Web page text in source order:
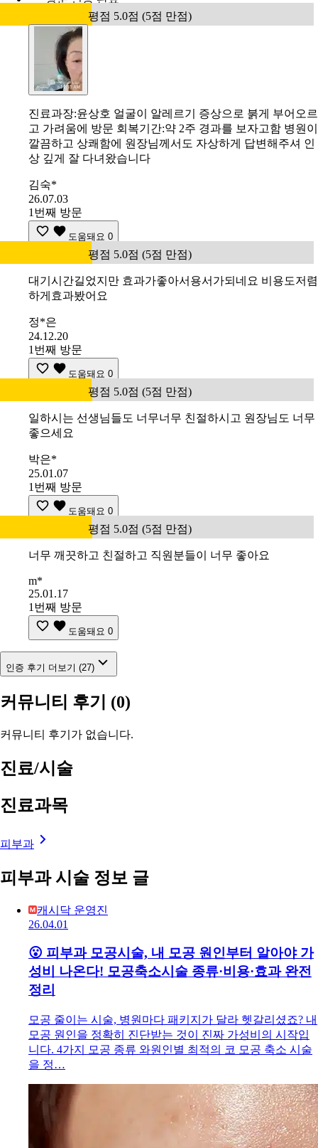
평점 5.0점 (5점 만점)
진료과장:윤상호 얼굴이 알레르기 증상으로 붉게 부어오르
고 가려움에 방문 회복기간:약 2주 경과를 보자고함 병원이
깔끔하고 상쾌함에 원장님께서도 자상하게 답변해주셔 인
상 깊게 잘 다녀왔습니다
김숙*
26.07.03
1번째 방문
도움돼요 0
평점 5.0점 (5점 만점)
대기시간길었지만 효과가좋아서용서가되네요 비용도저렴
하게효과봤어요
정*은
24.12.20
1번째 방문
도움돼요 0
평점 5.0점 (5점 만점)
일하시는 선생님들도 너무너무 친절하시고 원장님도 너무
좋으세요
박은*
25.01.07
1번째 방문
도움돼요 0
평점 5.0점 (5점 만점)
너무 깨끗하고 친절하고 직원분들이 너무 좋아요
m*
25.01.17
1번째 방문
도움돼요 0
인증 후기 더보기 (27)
커뮤니티 후기 (0)
커뮤니티 후기가 없습니다.
진료/시술
진료과목
피부과
피부과 시술 정보 글
캐시닥 운영진
26.04.01
😮 피부과 모공시술, 내 모공 원인부터 알아야 가
성비 나온다! 모공축소시술 종류·비용·효과 완전
정리
모공 줄이는 시술, 병원마다 패키지가 달라 헷갈리셨죠? 내
모공 원인을 정확히 진단받는 것이 진짜 가성비의 시작입
니다. 4가지 모공 종류 와원인별 최적의 코 모공 축소 시술
을 정…